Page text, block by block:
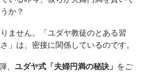
か？
ません。「ユダヤ教徒のとある習
」は、密接に関係しているのです。
、 ユダヤ式「夫婦円満の秘訣」 をご